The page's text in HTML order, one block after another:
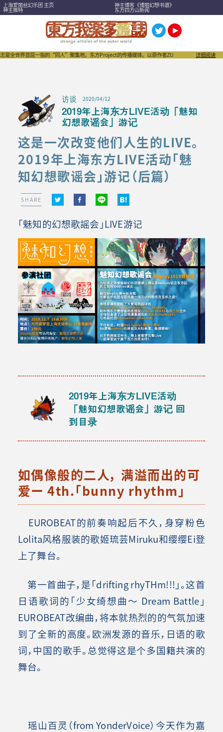
上海爱丽丝幻乐团 主页 神主博客《博丽幻想书谱》
神主推特 东方四方山新闻
屈一指的“同人”聚集地，东方Project的传播媒体。以原作者ZUN为首，作家们、作品们，以
详细阅读
访谈 2020/04/12
2019年上海东方LIVE活动「魅知
幻想歌谣会」游记
这是一次改变他们人生的LIVE。
2019年上海东方LIVE活动「魅
知幻想歌谣会」游记（后篇）
SHARE
「魅知的幻想歌謡会」LIVE游记
2019年上海东方LIVE活动
「魅知幻想歌谣会」游记 回
到目录
如偶像般的二人， 满溢而出的可
爱ー 4th.「bunny rhythm」
EUROBEAT的前奏响起后不久，身穿粉色
Lolita风格服装的歌姬琉芸Miruku和缨缨Ei登
上了舞台。
第一首曲子，是「drifting rhyTHm!!!」。这首
日语歌词的「少女绮想曲～ Dream Battle」
EUROBEAT改编曲，将本就热烈的的气氛加速
到了全新的高度。欧洲发源的音乐，日语的歌
词，中国的歌手。总觉得这是个多国籍共演的
舞台。
瑶山百灵（from YonderVoice）今天作为嘉